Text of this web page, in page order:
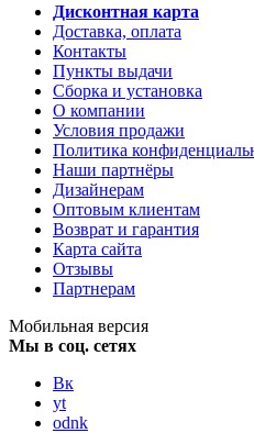
Дисконтная карта
Доставка, оплата
Контакты
Пункты выдачи
Сборка и установка
О компании
Условия продажи
Политика
Наши партнёры
Дизайнерам
Оптовым клиентам
Возврат и гарантия
Карта сайта
Отзывы
Партнерам
Мобильная версия
Мы в соц. сетях
Вк
yt
odnk